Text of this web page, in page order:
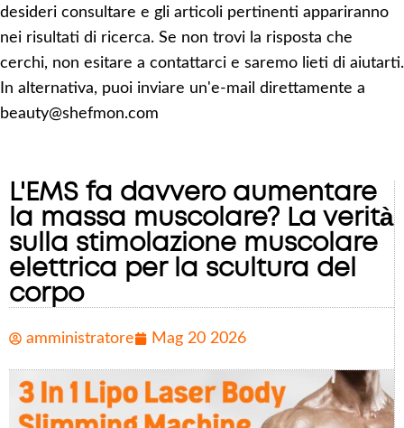
desideri consultare e gli articoli pertinenti appariranno
nei risultati di ricerca. Se non trovi la risposta che
cerchi, non esitare a contattarci e saremo lieti di aiutarti.
In alternativa, puoi inviare un'e-mail direttamente a
beauty@shefmon.com
L'EMS fa davvero aumentare
la massa muscolare? La verità
sulla stimolazione muscolare
elettrica per la scultura del
corpo
amministratore Mag 20 2026